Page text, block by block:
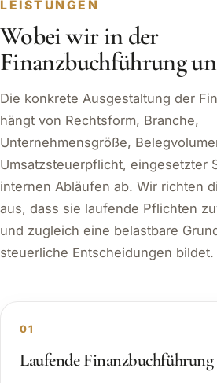
LEISTUNGEN
Wobei wir in der
Finanzbuchführung
Die konkrete Ausgestaltung der
hängt von Rechtsform, Branche,
Unternehmensgröße,
Umsatzsteuerpflicht, eingesetzter
internen Abläufen ab. Wir richten
aus, dass sie laufende Pflichten
und zugleich eine belastbare
steuerliche Entscheidungen bildet.
01
Laufende Finanzbuchführung